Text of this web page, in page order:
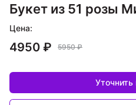
Букет из 51 розы
Цена:
4950 ₽ 5950 ₽
Уточнить